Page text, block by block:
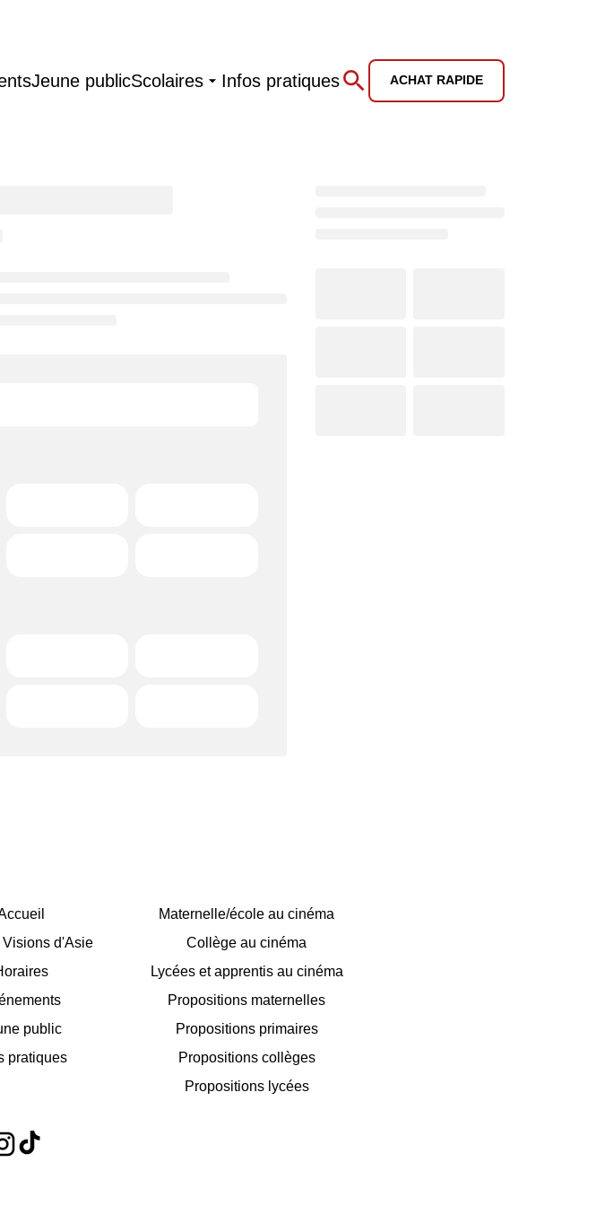
Jeune publicScolaires Infos pratiques ACHAT RAPIDE
Visions d'Asie
public
pratiques
Maternelle/école au cinéma
Collège au cinéma
Lycées et apprentis au cinéma
Propositions maternelles
Propositions primaires
Propositions collèges
Propositions lycées